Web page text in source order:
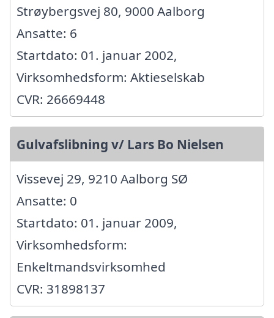
Strøybergsvej 80, 9000 Aalborg
Ansatte: 6
Startdato: 01. januar 2002,
Virksomhedsform: Aktieselskab
CVR: 26669448
Gulvafslibning v/ Lars Bo Nielsen
Vissevej 29, 9210 Aalborg SØ
Ansatte: 0
Startdato: 01. januar 2009,
Virksomhedsform:
Enkeltmandsvirksomhed
CVR: 31898137